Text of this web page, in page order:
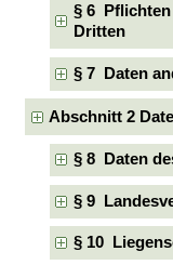
§ 6 Pflichten
Dritten
§ 7 Daten
Abschnitt 2
§ 8 Daten
§ 9
§ 10